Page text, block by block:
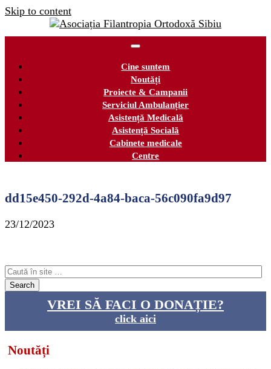
Skip to content
Cine suntem
Noutăți
Proiecte & Campanii
Serviciul Ambulanțier
Asistență Medicală
Asistență Socială
Cabinete medicale
Centre
dd15e450-292d-4a84-baca-56c090fa9d97
23/12/2023
VREI SĂ FACI O DONAȚIE?
click aici
Noutăți